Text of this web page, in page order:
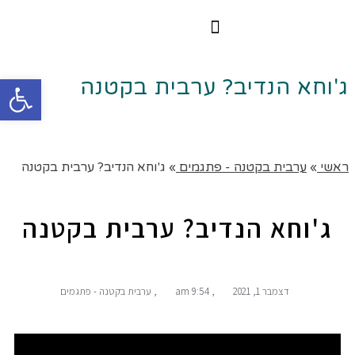
ג'וחא הנדיב? ערבית בקטנה
ראשי » ערבית בקטנה - פתגמים » ג'וחא הנדיב? ערבית בקטנה
ג'וחא הנדיב? ערבית בקטנה
דצמבר 1, 2021 ,
9:54 am
, ערבית בקטנה - פתגמים